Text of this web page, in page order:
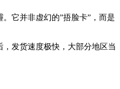
它并非虚幻的”捂脸卡”，而是
发货速度极快，大部分地区当